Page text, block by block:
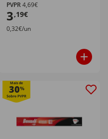
PVPR4,69€
3,19€
0,32€/un
Mais de
30%